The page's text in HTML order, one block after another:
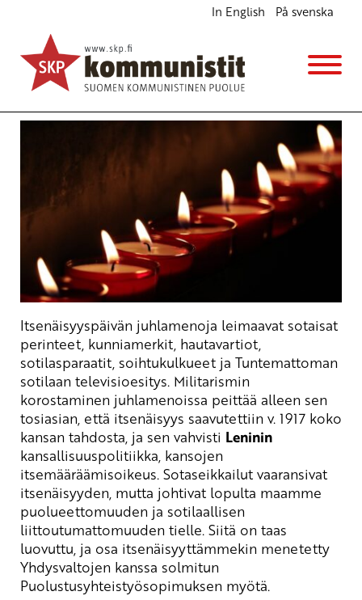
In English På svenska
Militaristinen juhlinta tahraa itsenäisyytemme
Ajankohtaista
Kannanotot
Avainsanat:itsenäisyyspäivä,rauha
Itsenäisyyspäivän juhlamenoja leimaavat sotaisat
perinteet, kunniamerkit, hautavartiot,
sotilasparaatit, soihtukulkueet ja Tuntemattoman
sotilaan televisioesitys. Militarismin
korostaminen juhlamenoissa peittää alleen sen
tosiasian, että itsenäisyys saavutettiin v. 1917 koko
kansan tahdosta, ja sen vahvisti Leninin
kansallisuuspolitiikka, kansojen
itsemääräämisoikeus. Sotaseikkailut vaaransivat
itsenäisyyden, mutta johtivat lopulta maamme
puolueettomuuden ja sotilaallisen
liittoutumattomuuden tielle. Siitä on taas
luovuttu, ja osa itsenäisyyttämmekin menetetty
Yhdysvaltojen kanssa solmitun
Puolustusyhteistyösopimuksen myötä.